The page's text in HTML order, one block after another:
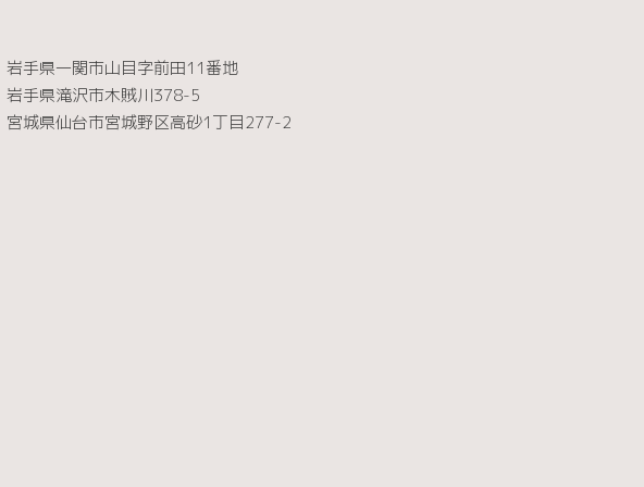
岩手県一関市山目字前田11番地
岩手県滝沢市木賊川378-5
宮城県仙台市宮城野区高砂1丁目277-2